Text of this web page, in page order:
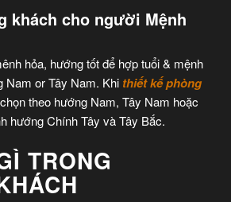
khách cho người Mệnh
hỏa, hướng tốt để hợp tuổi & mệnh
Nam or Tây Nam. Khi thiết kế phòng
theo hướng Nam, Tây Nam hoặc
hướng Chính Tây và Tây Bắc.
TRONG